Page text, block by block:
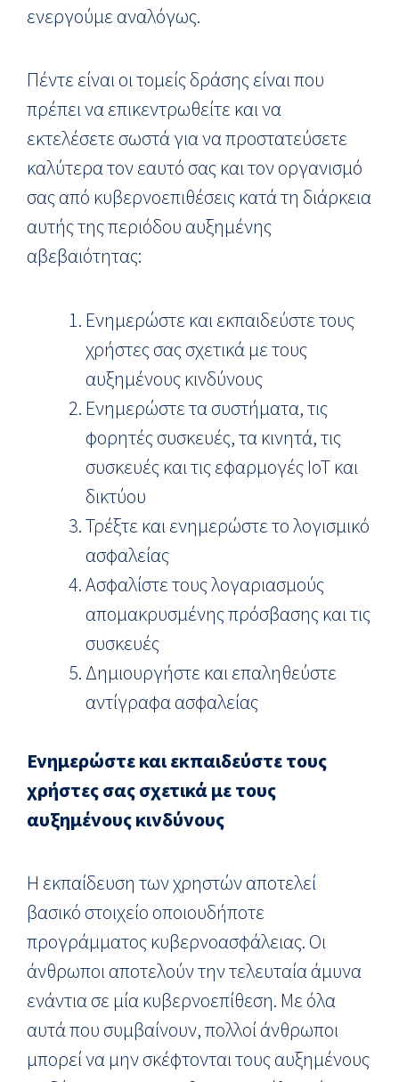
ενεργούμε αναλόγως.
Πέντε είναι οι τομείς δράσης είναι που
πρέπει να επικεντρωθείτε και να
εκτελέσετε σωστά για να προστατεύσετε
καλύτερα τον εαυτό σας και τον οργανισμό
σας από κυβερνοεπιθέσεις κατά τη διάρκεια
αυτής της περιόδου αυξημένης
αβεβαιότητας:
Ενημερώστε και εκπαιδεύστε τους
χρήστες σας σχετικά με τους
αυξημένους κινδύνους
Ενημερώστε τα συστήματα, τις
φορητές συσκευές, τα κινητά, τις
συσκευές και τις εφαρμογές IoT και
δικτύου
Τρέξτε και ενημερώστε το λογισμικό
ασφαλείας
Ασφαλίστε τους λογαριασμούς
απομακρυσμένης πρόσβασης και τις
συσκευές
Δημιουργήστε και επαληθεύστε
αντίγραφα ασφαλείας
Ενημερώστε και εκπαιδεύστε τους
χρήστες σας σχετικά με τους
αυξημένους κινδύνους
Η εκπαίδευση των χρηστών αποτελεί
βασικό στοιχείο οποιουδήποτε
προγράμματος κυβερνοασφάλειας. Οι
άνθρωποι αποτελούν την τελευταία άμυνα
ενάντια σε μία κυβερνοεπίθεση. Με όλα
αυτά που συμβαίνουν, πολλοί άνθρωποι
μπορεί να μην σκέφτονται τους αυξημένους